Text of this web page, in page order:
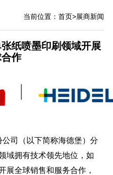
当前位置：首页>展商新闻
纸喷墨印刷领域开展
作
司（以下简称海德堡）分
域拥有技术领先地位，如
展全球销售和服务合作，